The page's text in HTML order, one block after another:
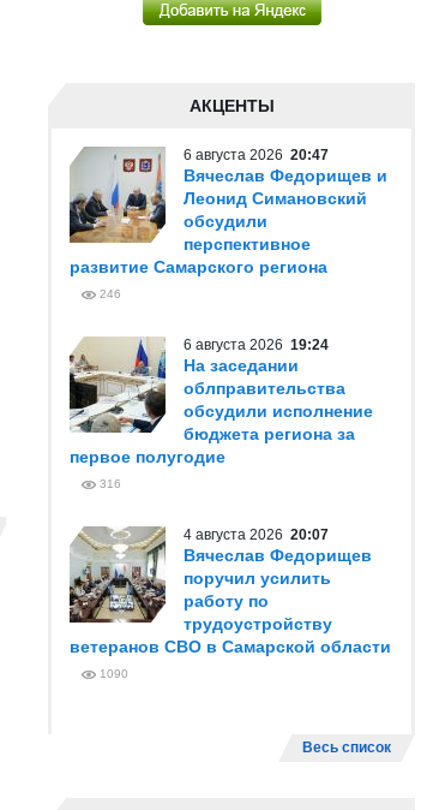
АКЦЕНТЫ
6 августа 2026 20:47
Вячеслав Федорищев и
Леонид Симановский
обсудили
перспективное
развитие Самарского региона
246
6 августа 2026 19:24
На заседании
облправительства
обсудили исполнение
бюджета региона за
первое полугодие
316
4 августа 2026 20:07
Вячеслав Федорищев
поручил усилить
работу по
трудоустройству
ветеранов СВО в Самарской области
1090
Весь список